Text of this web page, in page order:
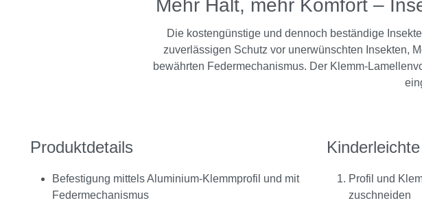
Mehr Halt, mehr Komfort –
Die kostengünstige und dennoch beständige
zuverlässigen Schutz vor unerwünschten Insekten,
bewährten Federmechanismus. Der Klemm-
Produktdetails
Befestigung mittels Aluminium-Klemmprofil und mit
Federmechanismus
Profil und
zuschneiden